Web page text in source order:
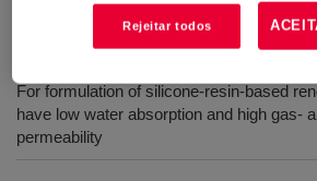
For formulation of silicone-resin-based
have low water absorption and high gas-
permeability
Rejeitar todos